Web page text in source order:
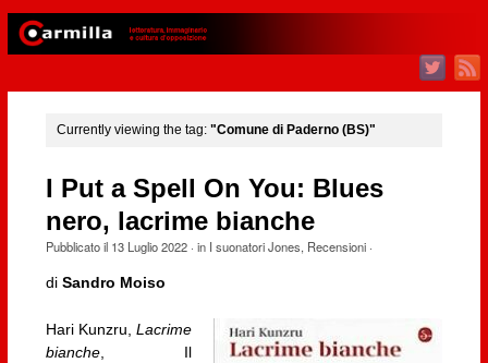
Currently viewing the tag: "Comune di Paderno (BS)"
I Put a Spell On You: Blues
nero, lacrime bianche
Pubblicato il 13 Luglio 2022· in I suonatori Jones, Recensioni·
di Sandro Moiso
Hari Kunzru,Lacrime
bianche, Il